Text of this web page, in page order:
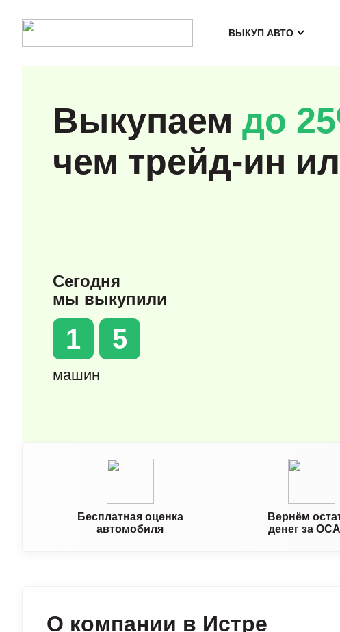
ВЫКУП АВТО
Выкупаем до
чем трейд-ин
Сегодня
мы выкупили
1 5
машин
Бесплатная оценка
автомобиля
Вернём
денег за
О компании в Истре